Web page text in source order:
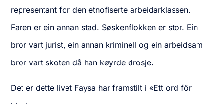
representant for den etnofiserte arbeidarklassen.
Faren er ein annan stad. Søskenflokken er stor. Ein
bror vart jurist, ein annan kriminell og ein arbeidsam
bror vart skoten då han køyrde drosje.
Det er dette livet Faysa har framstilt i «Ett ord för